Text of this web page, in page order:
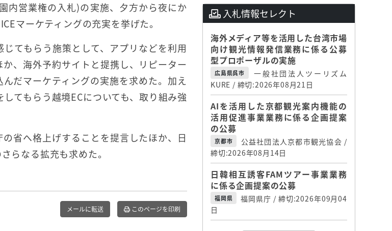
内営業権の入札)の実施、夕方から夜にか
マーケティングの充実を挙げた。
てもらう施策として、アプリなどを利用
、海外予約サイトと提携し、リピーター
だマーケティングの実施を求めた。加え
てもらう越境ECについても、取り組み強
省へ格上げすることを提言したほか、日
らなる拡充も求めた。
メールに転送 このページを印刷
入札情報セレクト
海外メディア等を活用した台湾市場
向け観光情報発信業務に係る公募
型プロポーザルの実施
広島県呉市
一般社団法人ツーリズム
KURE / 締切:2026年08月21日
AIを活用した京都観光案内機能の
活用促進事業業務に係る企画提案
の公募
京都市
公益社団法人京都市観光協会 /
締切:2026年08月14日
日韓相互誘客FAMツアー事業業務
に係る企画提案の公募
福岡県
福岡県庁 / 締切:2026年09月04
日